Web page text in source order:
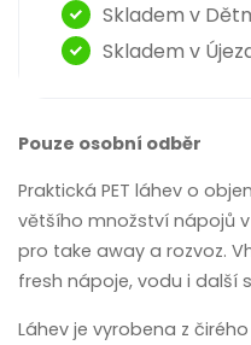
Skladem v
Skladem v
Pouze osobní odběr
Praktická PET láhev o
většího množství nápojů
pro take away a rozvoz.
fresh nápoje, vodu i další
Láhev je vyrobena z